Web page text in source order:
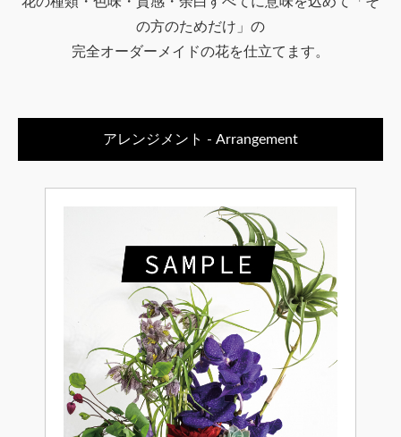
の方のためだけ」の
完全オーダーメイドの花を仕立てます。
アレンジメント - Arrangement